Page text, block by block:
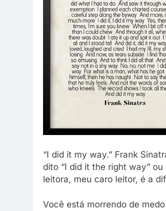
“I did it my way.” Frank
dito “I did it the right way”
leitora, meu caro leitor, é a
Você está morrendo de